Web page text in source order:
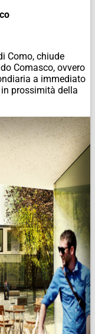
Como, chiude
Comasco, ovvero
a immediato
prossimità della